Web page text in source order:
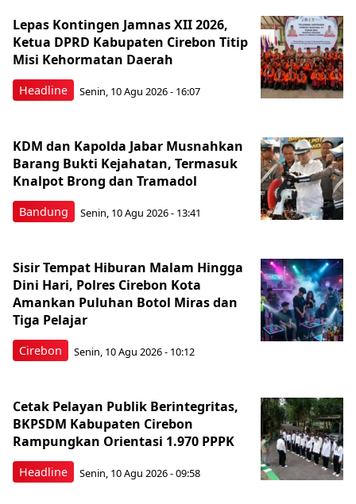
Headline
Lepas Kontingen Jamnas XII 2026,
Ketua DPRD Kabupaten Cirebon Titip
Misi Kehormatan Daerah
Senin, 10 Agu 2026 - 16:07
Bandung
KDM dan Kapolda Jabar Musnahkan
Barang Bukti Kejahatan, Termasuk
Knalpot Brong dan Tramadol
Senin, 10 Agu 2026 - 13:41
Cirebon
Sisir Tempat Hiburan Malam Hingga
Dini Hari, Polres Cirebon Kota
Amankan Puluhan Botol Miras dan
Tiga Pelajar
Senin, 10 Agu 2026 - 10:12
Headline
Cetak Pelayan Publik Berintegritas,
BKPSDM Kabupaten Cirebon
Rampungkan Orientasi 1.970 PPPK
Senin, 10 Agu 2026 - 09:58